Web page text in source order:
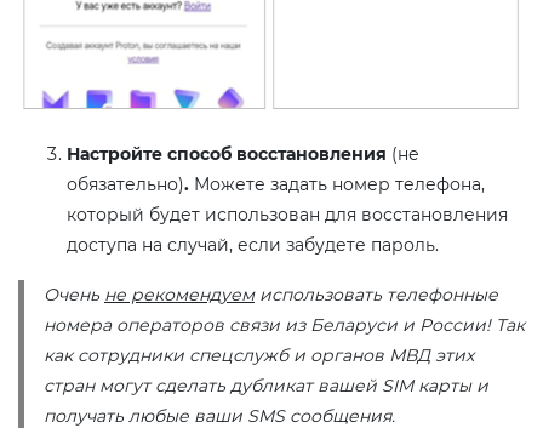
Настройте способ восстановления (не
обязательно). Можете задать номер телефона,
который будет использован для восстановления
доступа на случай, если забудете пароль.
Очень не рекомендуемиспользовать телефонные
номера операторов связи из Беларуси и России! Так
как сотрудники спецслужб и органов МВД этих
стран могут сделать дубликат вашей SIM карты и
получать любые ваши SMS сообщения.